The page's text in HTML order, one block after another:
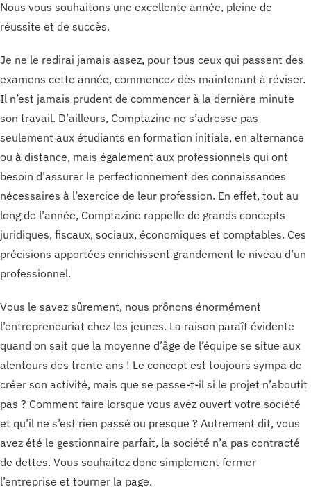
Nous vous souhaitons une excellente année, pleine de
réussite et de succès.
Je ne le redirai jamais assez, pour tous ceux qui passent des
examens cette année, commencez dès maintenant à réviser.
Il n’est jamais prudent de commencer à la dernière minute
son travail. D’ailleurs, Comptazine ne s’adresse pas
seulement aux étudiants en formation initiale, en alternance
ou à distance, mais également aux professionnels qui ont
besoin d’assurer le perfectionnement des connaissances
nécessaires à l’exercice de leur profession. En effet, tout au
long de l’année, Comptazine rappelle de grands concepts
juridiques, fiscaux, sociaux, économiques et comptables. Ces
précisions apportées enrichissent grandement le niveau d’un
professionnel.
Vous le savez sûrement, nous prônons énormément
l’entrepreneuriat chez les jeunes. La raison paraît évidente
quand on sait que la moyenne d’âge de l’équipe se situe aux
alentours des trente ans ! Le concept est toujours sympa de
créer son activité, mais que se passe-t-il si le projet n’aboutit
pas ? Comment faire lorsque vous avez ouvert votre société
et qu’il ne s’est rien passé ou presque ? Autrement dit, vous
avez été le gestionnaire parfait, la société n’a pas contracté
de dettes. Vous souhaitez donc simplement fermer
l’entreprise et tourner la page.